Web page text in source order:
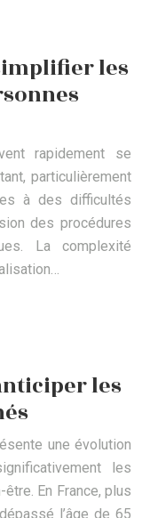
les
rapidement se
particulièrement
à des difficultés
des procédures
La complexité
les
une évolution
les
En France, plus
l’âge de 65